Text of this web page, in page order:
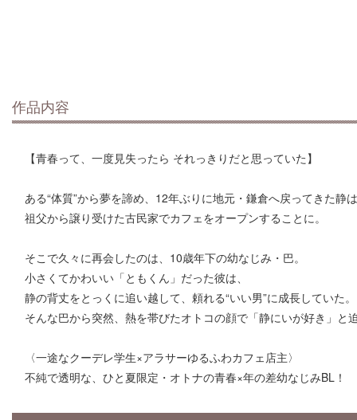
作品内容
【青春って、一度見失ったら それっきりだと思っていた】
ある“体質”から夢を諦め、12年ぶりに地元・鎌倉へ戻ってきた静
祖父から譲り受けた古民家でカフェをオープンすることに。
そこで久々に再会したのは、10歳年下の幼なじみ・巴。
小さくてかわいい「ともくん」だった彼は、
静の背丈をとっくに追い越して、頼れる“いい男”に成長していた。
そんな巴から突然、熱を帯びたオトコの顔で「静にいが好き」
〈一途なクーデレ学生×アラサーゆるふわカフェ店主〉
不純で透明な、ひと夏限定・オトナの青春×年の差幼なじみBL！